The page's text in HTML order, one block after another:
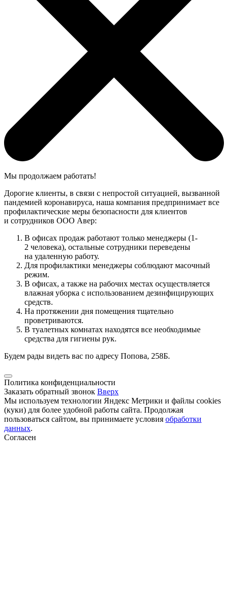
Мы продолжаем работать!
Дорогие клиенты, в связи с непростой ситуацией, вызванной
пандемией коронавируса, наша компания предпринимает все
профилактические меры безопасности для клиентов
и сотрудников ООО Авер:
В офисах продаж работают только менеджеры (1-
2 человека), остальные сотрудники переведены
на удаленную работу.
Для профилактики менеджеры соблюдают масочный
режим.
В офисах, а также на рабочих местах осуществляется
влажная уборка с использованием дезинфицирующих
средств.
На протяжении дня помещения тщательно
проветриваются.
В туалетных комнатах находятся все необходимые
средства для гигиены рук.
Будем рады видеть вас по адресу Попова, 258Б.
Политика конфиденциальности
Заказать обратный звонок Вверх
Мы используем технологии Яндекс Метрики и файлы cookies
(куки) для более удобной работы сайта. Продолжая
пользоваться сайтом, вы принимаете условия обработки
данных.
Согласен